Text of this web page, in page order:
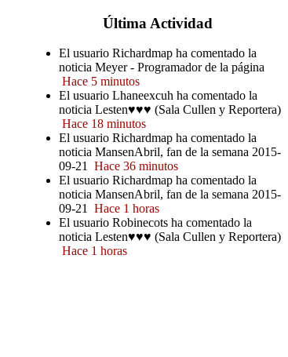
Última Actividad
El usuario Richardmap ha comentado la
noticia Meyer - Programador de la página
Hace 5 minutos
El usuario Lhaneexcuh ha comentado la
noticia Lesten♥♥♥ (Sala Cullen y Reportera)
Hace 18 minutos
El usuario Richardmap ha comentado la
noticia MansenAbril, fan de la semana 2015-
09-21
Hace 36 minutos
El usuario Richardmap ha comentado la
noticia MansenAbril, fan de la semana 2015-
09-21
Hace 1 horas
El usuario Robinecots ha comentado la
noticia Lesten♥♥♥ (Sala Cullen y Reportera)
Hace 1 horas